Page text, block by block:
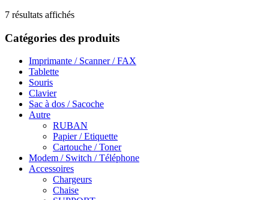
7 résultats affichésTrié
popularité
Catégories des produits
Imprimante / Scanner / FAX
Tablette
Souris
Clavier
Sac à dos / Sacoche
Autre
RUBAN
Papier / Etiquette
Cartouche / Toner
Modem / Switch / Téléphone
Accessoires
Chargeurs
Chaise